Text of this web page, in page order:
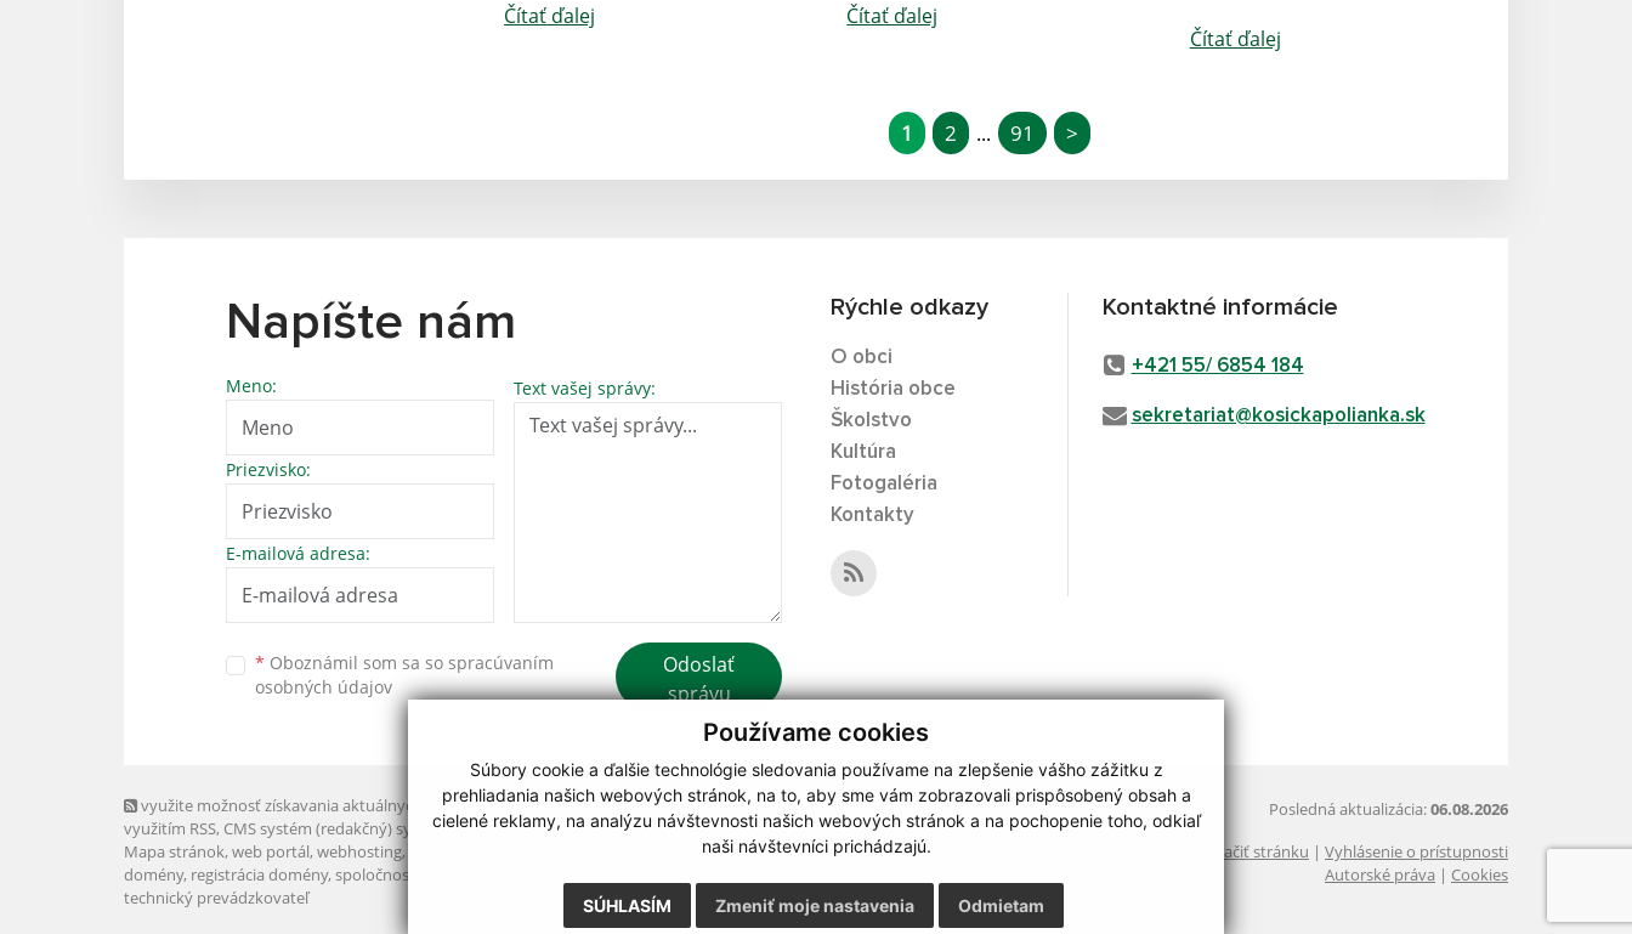
Používame cookies
Súbory cookie a ďalšie technológie sledovania používame na zlepšenie vášho zážitku z
prehliadania našich webových stránok, na to, aby sme vám zobrazovali prispôsobený obsah a
cielené reklamy, na analýzu návštevnosti našich webových stránok a na pochopenie toho, odkiaľ
naši návštevníci prichádzajú.
SÚHLASÍM Odmietam
Zmeniť moje nastavenia
Čítať ďalej Čítať ďalej
Čítať ďalej
1 2 ... 91 >
Napíšte nám
Meno:
Priezvisko:
E-mailová adresa:
Text vašej správy:
* Oboznámil som sa so spracúvaním
osobných údajov
Odoslať
správu
Rýchle odkazy
O obci
História obce
Školstvo
Kultúra
Fotogaléria
Kontakty
Kontaktné informácie
+421 55/ 6854 184
sekretariat@kosickapolianka.sk
využite možnosť získavania aktuálnych informácií s
využitím RSS, CMS systém (redakčný) systém ECHELON 2,
Mapa stránok, web portál, webhosting,
domény, registrácia domény, spoločnosť webex.digital, s.r.o.
technický prevádzkovateľ
Posledná aktualizácia:06.08.2026
Vytlačiť stránku | Vyhlásenie o prístupnosti
Autorské práva | Cookies
webdesign|